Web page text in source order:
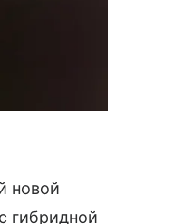
новой
гибридной